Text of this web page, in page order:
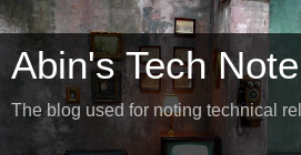
Abin's Tech Note
The blog used for noting technical